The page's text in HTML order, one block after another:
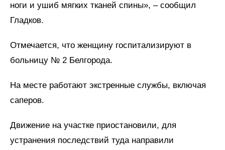
ноги и ушиб мягких тканей спины», – сообщил
Гладков.
Отмечается, что женщину госпитализируют в
больницу № 2 Белгорода.
На месте работают экстренные службы, включая
саперов.
Движение на участке приостановили, для
устранения последствий туда направили